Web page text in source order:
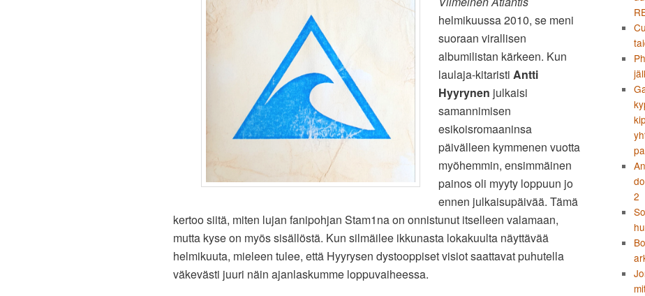
helmikuussa 2010, se meni
suoraan virallisen
albumilistan kärkeen. Kun
laulaja-kitaristi Antti
Hyyrynen julkaisi
samannimisen
esikoisromaaninsa
päivälleen kymmenen vuotta
myöhemmin, ensimmäinen
painos oli myyty loppuun jo
ennen julkaisupäivää. Tämä
kertoo siitä, miten lujan fanipohjan Stam1na on onnistunut itselleen valamaan,
mutta kyse on myös sisällöstä. Kun silmäilee ikkunasta lokakuulta näyttävää
helmikuuta, mieleen tulee, että Hyyrysen dystooppiset visiot saattavat puhutella
väkevästi juuri näin ajanlaskumme loppuvaiheessa.
2